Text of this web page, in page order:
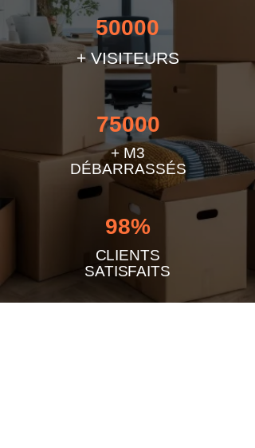
50000
+ VISITEURS
75000
+ M3
DÉBARRASSÉS
98%
CLIENTS
SATISFAITS